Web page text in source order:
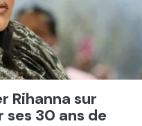
Rihanna sur
30 ans de